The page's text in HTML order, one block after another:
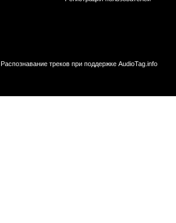
Распознавание треков при поддержке AudioTag.info